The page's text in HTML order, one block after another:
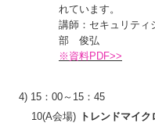
れています。
講師：セキュリテ
部 俊弘
※資料PDF>>
4) 15：00～15：45
10(A会場)
トレンドマイ